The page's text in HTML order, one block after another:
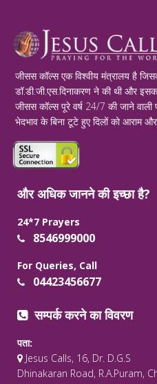
जीसस कॉल्स एक विश्वीय मंत्रालय है
डॉ.डी.जी.एस.दिनाकरण ने की थी और
जीसस कॉल्स पूरे वर्ष 24/7 की जाने वाली
भेदभाव के बिना टूटे हुए दिलों को आराम
और अधिक जानने की इच्छा है?
24*7 Prayers
8546999000
For Queries, Call
04423456677
सम्पर्क करने का विवरण
पता:
Jesus Calls, 16, Dr. D.G.S
Dhinakaran Road, R.A.Puram,